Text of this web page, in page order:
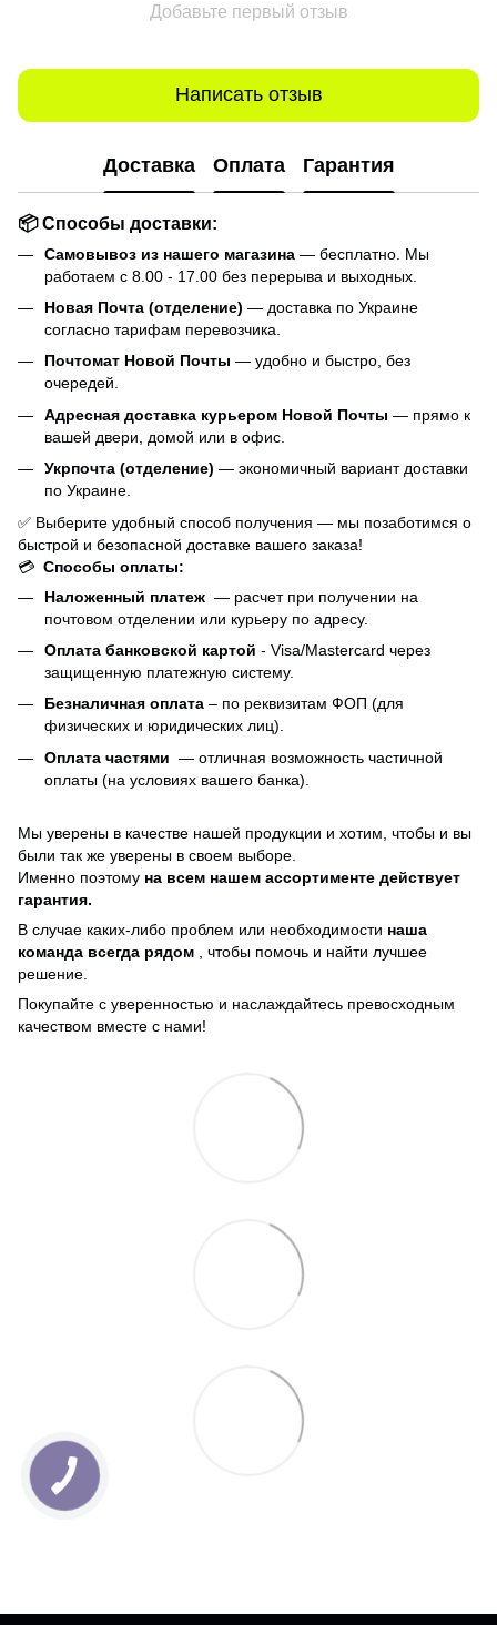
Добавьте первый отзыв
Написать отзыв
Доставка Оплата Гарантия
📦 Способы доставки:
Самовывоз из нашего магазина — бесплатно. Мы
работаем с 8.00 - 17.00 без перерыва и выходных.
Новая Почта (отделение) — доставка по Украине
согласно тарифам перевозчика.
Почтомат Новой Почты — удобно и быстро, без
очередей.
Адресная доставка курьером Новой Почты — прямо к
вашей двери, домой или в офис.
Укрпочта (отделение) — экономичный вариант доставки
по Украине.
✅ Выберите удобный способ получения — мы позаботимся о
быстрой и безопасной доставке вашего заказа!
💳 Способы оплаты:
Наложенный платеж — расчет при получении на
почтовом отделении или курьеру по адресу.
Оплата банковской картой - Visa/Mastercard через
защищенную платежную систему.
Безналичная оплата – по реквизитам ФОП (для
физических и юридических лиц).
Оплата частями — отличная возможность частичной
оплаты (на условиях вашего банка).
Мы уверены в качестве нашей продукции и хотим, чтобы и вы
были так же уверены в своем выборе.
Именно поэтому на всем нашем ассортименте действует
гарантия.
В случае каких-либо проблем или необходимости наша
команда всегда рядом , чтобы помочь и найти лучшее
решение.
Покупайте с уверенностью и наслаждайтесь превосходным
качеством вместе с нами!